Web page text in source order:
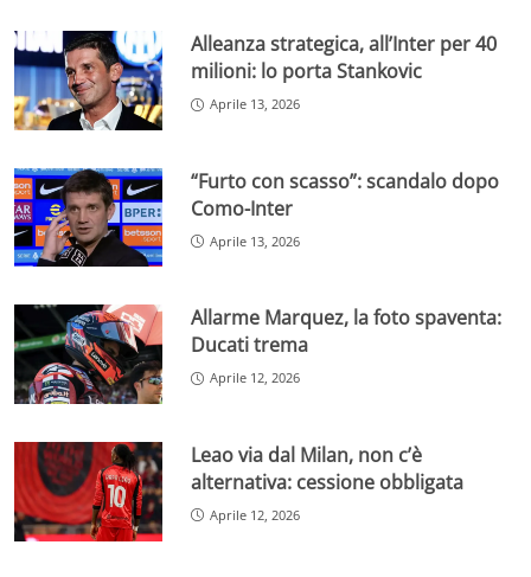
Alleanza strategica, all’Inter per 40
milioni: lo porta Stankovic
Aprile 13, 2026
“Furto con scasso”: scandalo dopo
Como-Inter
Aprile 13, 2026
Allarme Marquez, la foto spaventa:
Ducati trema
Aprile 12, 2026
Leao via dal Milan, non c’è
alternativa: cessione obbligata
Aprile 12, 2026